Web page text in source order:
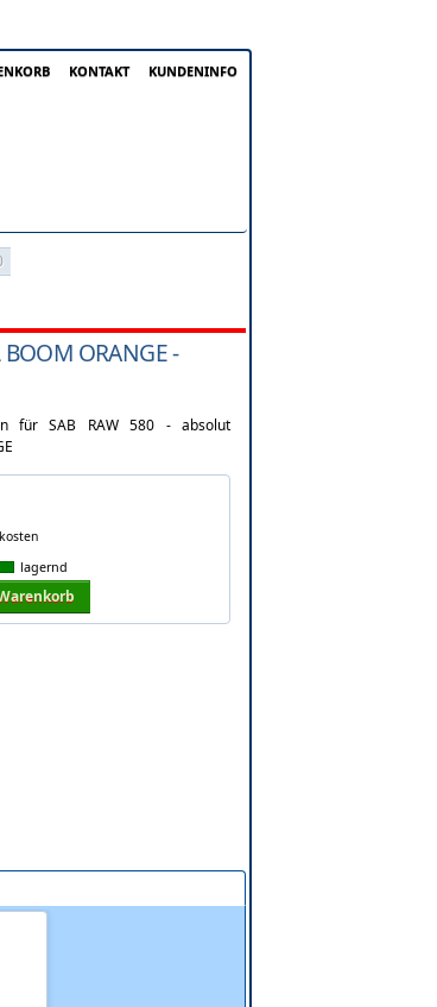
KONTAKT KUNDENINFO
BOOM ORANGE -
für SAB RAW 580 - absolut
lagernd